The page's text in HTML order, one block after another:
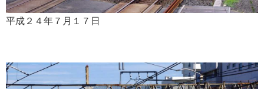
平成２４年７月１７日